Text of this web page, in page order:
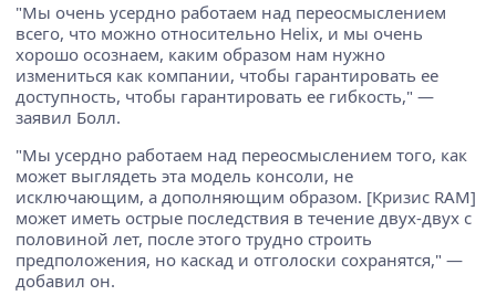
"Мы очень усердно работаем над переосмыслением
всего, что можно относительно Helix, и мы очень
хорошо осознаем, каким образом нам нужно
измениться как компании, чтобы гарантировать ее
доступность, чтобы гарантировать ее гибкость," —
заявил Болл.
"Мы усердно работаем над переосмыслением того, как
может выглядеть эта модель консоли, не
исключающим, а дополняющим образом. [Кризис RAM]
может иметь острые последствия в течение двух-двух с
половиной лет, после этого трудно строить
предположения, но каскад и отголоски сохранятся," —
добавил он.